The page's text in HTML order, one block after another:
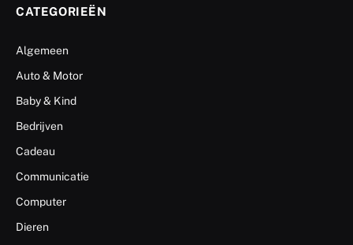
CATEGORIEËN
Algemeen
Auto & Motor
Baby & Kind
Bedrijven
Cadeau
Communicatie
Computer
Dieren